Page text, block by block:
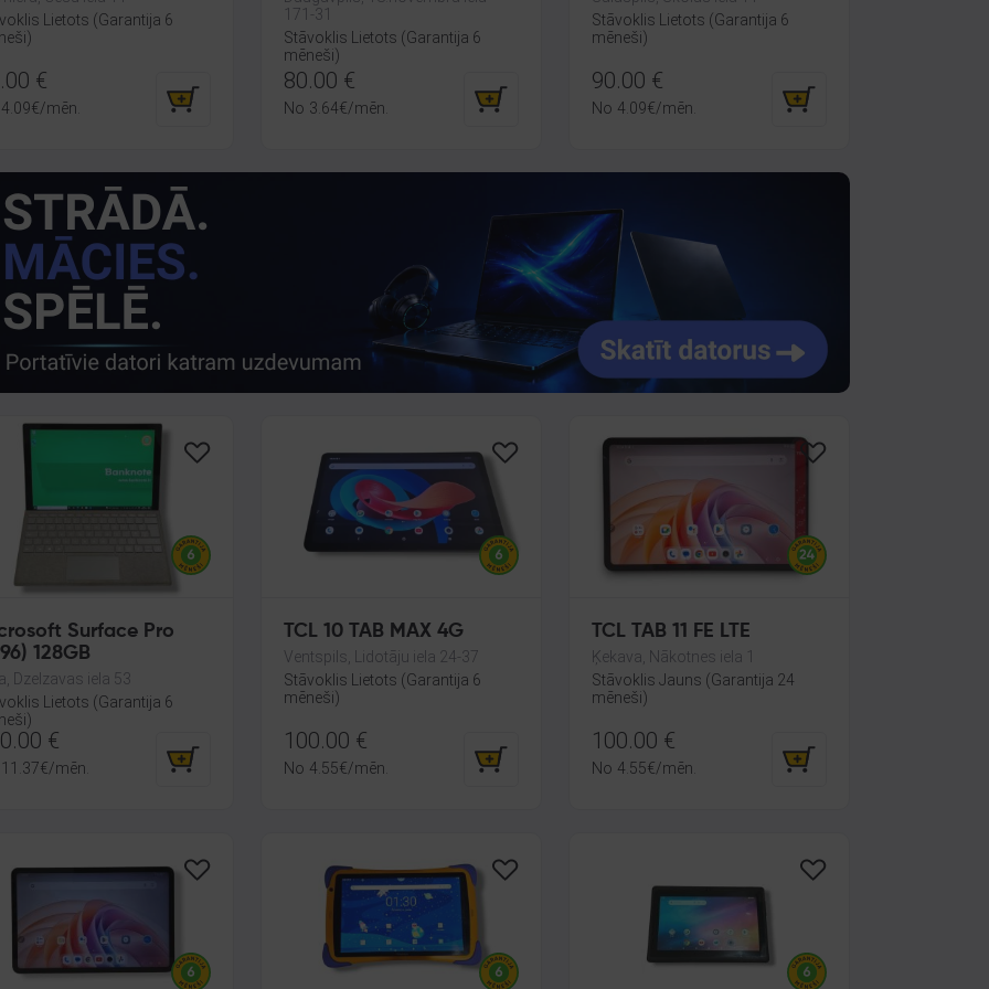
Lietots (Garantija 6
€
4.09€/mēn.
171-31
Stāvoklis Lietots (Garantija 6
mēneši)
80.00 €
No 3.64€/mēn.
Stāvoklis Lietots (Garantija 6
mēneši)
90.00 €
No 4.09€/mēn.
Surface Pro
128GB
Dzelzavas iela 53
Lietots (Garantija 6
€
11.37€/mēn.
TCL 10 TAB MAX 4G
Ventspils, Lidotāju iela 24-37
Stāvoklis Lietots (Garantija 6
mēneši)
100.00 €
No 4.55€/mēn.
TCL TAB 11 FE LTE
Ķekava, Nākotnes iela 1
Stāvoklis Jauns (Garantija 24
mēneši)
100.00 €
No 4.55€/mēn.